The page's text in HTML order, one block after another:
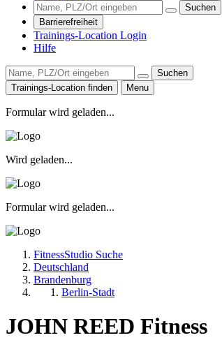
Suchen
Barrierefreiheit
Trainings-Location Login
Hilfe
Suchen
Trainings-Location finden
Menu
Formular wird geladen...
Wird geladen...
Formular wird geladen...
FitnessStudio Suche
Deutschland
Brandenburg
Berlin-Stadt
JOHN REED Fitness